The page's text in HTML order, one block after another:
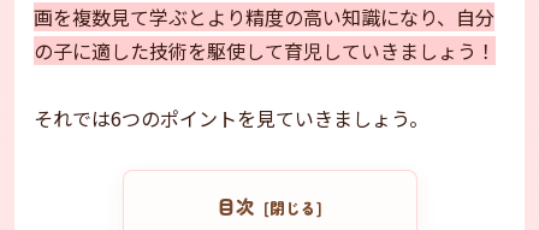
画を複数見て学ぶとより精度の高い知識になり、自分
の子に適した技術を駆使して育児していきましょう！
それでは6つのポイントを見ていきましょう。
目次